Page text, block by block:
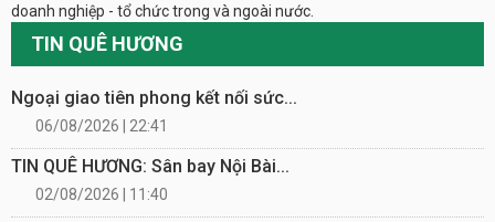
doanh nghiệp - tổ chức trong và ngoài nước.
TIN QUÊ HƯƠNG
Ngoại giao tiên phong kết nối sức...
06/08/2026 | 22:41
TIN QUÊ HƯƠNG: Sân bay Nội Bài...
02/08/2026 | 11:40